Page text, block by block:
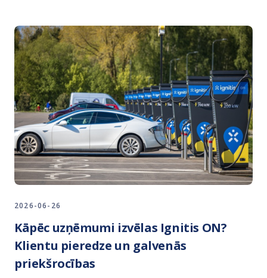
2026-06-26
Kāpēc uzņēmumi izvēlas Ignitis ON?
Klientu pieredze un galvenās
priekšrocības